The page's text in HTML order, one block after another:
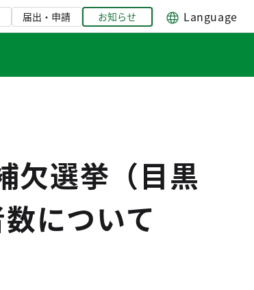
届出・申請 お知らせ Language
欠選挙（目黒
について